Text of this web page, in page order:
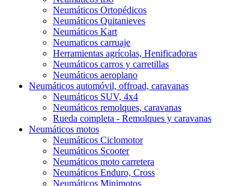
Neumáticos Ortopédicos
Neumáticos Quitanieves
Neumáticos Kart
Neumaticos carruaje
Herramientas agrícolas, Henificadoras
Neumáticos carros y carretillas
Neumáticos aeroplano
Neumáticos automóvil, offroad, caravanas
Neumáticos SUV, 4x4
Neumáticos remolques, caravanas
Rueda completa - Remolques y caravanas
Neumáticos motos
Neumáticos Ciclomotor
Neumáticos Scooter
Neumáticos moto carretera
Neumáticos Enduro, Cross
Neumáticos Minimotos